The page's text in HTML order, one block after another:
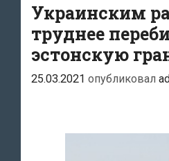
сезонных
работников
Украинским
труднее
эстонскую
25.03.2021 опубликовал